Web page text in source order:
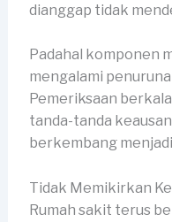
dianggap tidak
Padahal komponen
mengalami
Pemeriksaan
tanda-tanda
berkembang
Tidak Memikirkan
Rumah sakit terus